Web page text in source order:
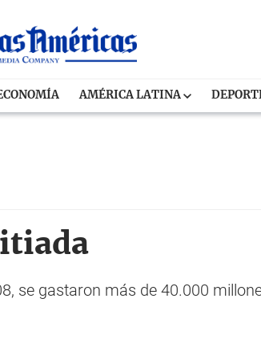
AMÉRICA LATINA
se gastaron más de 40.000